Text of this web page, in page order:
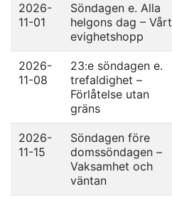
2026-
11-01
Söndagen e. Alla
helgons dag – Vårt
evighetshopp
2026-
11-08
23:e söndagen e.
trefaldighet –
Förlåtelse utan
gräns
2026-
11-15
Söndagen före
domssöndagen –
Vaksamhet och
väntan